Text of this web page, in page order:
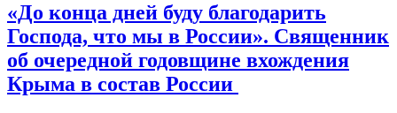
«До конца дней буду благодарить
Господа, что мы в России». Священник
об очередной годовщине вхождения
Крыма в состав России